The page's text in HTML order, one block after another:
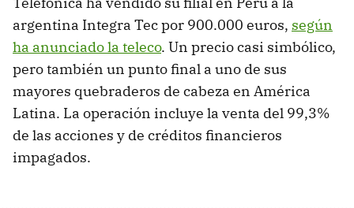
argentina Integra Tec por 900.000 euros, según
ha anunciado la teleco. Un precio casi simbólico,
pero también un punto final a uno de sus
mayores quebraderos de cabeza en América
Latina. La operación incluye la venta del 99,3%
de las acciones y de créditos financieros
impagados.